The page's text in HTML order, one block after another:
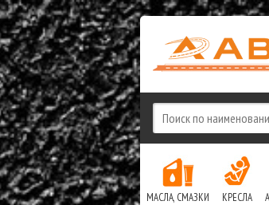
МАСЛА, СМАЗКИ КРЕСЛА